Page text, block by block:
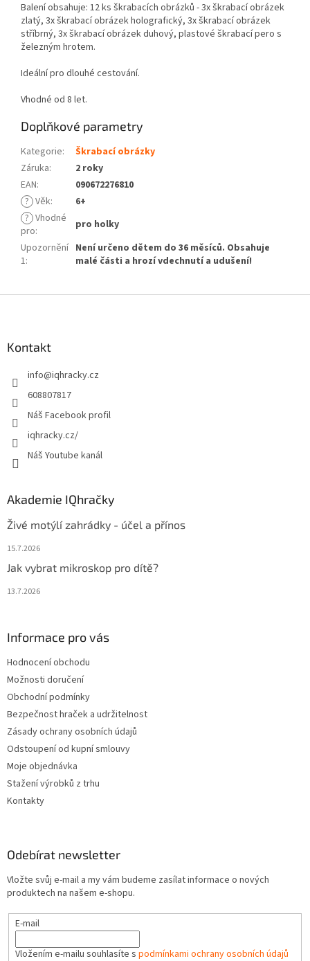
Balení obsahuje: 12 ks škrabacích obrázků - 3x škrabací obrázek
zlatý, 3x škrabací obrázek holografický, 3x škrabací obrázek
stříbrný, 3x škrabací obrázek duhový, plastové škrabací pero s
železným hrotem.
Ideální pro dlouhé cestování.
Vhodné od 8 let.
Doplňkové parametry
Kategorie:
Škrabací obrázky
Záruka:
2 roky
EAN:
090672276810
? Věk:
6+
? Vhodné
pro:
pro holky
Upozornění
1:
Není určeno dětem do 36 měsíců. Obsahuje
malé části a hrozí vdechnutí a udušení!
Kontakt
info@iqhracky.cz
608807817
Náš Facebook profil
iqhracky.cz/
Náš Youtube kanál
Akademie IQhračky
Živé motýlí zahrádky - účel a přínos
15.7.2026
Jak vybrat mikroskop pro dítě?
13.7.2026
Informace pro vás
Hodnocení obchodu
Možnosti doručení
Obchodní podmínky
Bezpečnost hraček a udržitelnost
Zásady ochrany osobních údajů
Odstoupení od kupní smlouvy
Moje objednávka
Stažení výrobků z trhu
Kontakty
Odebírat newsletter
Vložte svůj e-mail a my vám budeme zasílat informace o nových
produktech na našem e-shopu.
E-mail
Vložením e-mailu souhlasíte s podmínkami ochrany osobních údajů